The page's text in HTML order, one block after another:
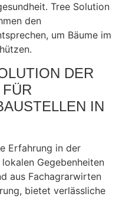
Tree Solution
den
um Bäume im
DER
IN
Erfahrung in der
Gegebenheiten
aus Fachagrarwirten
bietet verlässliche